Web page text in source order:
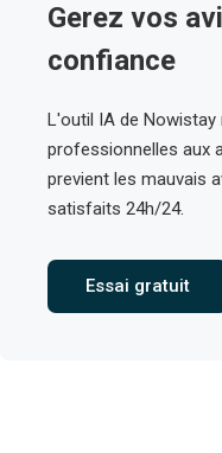
Gerez vos
confiance
L'outil IA de Nowistay
professionnelles aux
previent les mauvais
satisfaits 24h/24.
Essai gratuit